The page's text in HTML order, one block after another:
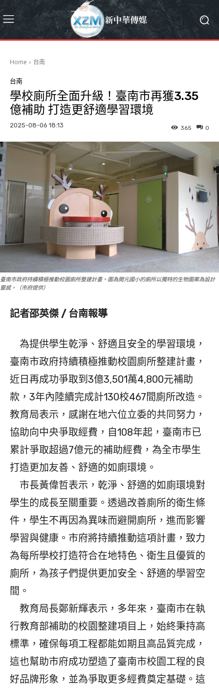
Home 台南
台南
學校廁所全面升級！臺南市再獲3.35
億補助 打造更舒適學習環境
2025-08-06 18:13 0
365
臺南市政府持續積極推動校園廁所整建計畫。圖為開元國小的廁所以獨特的生物圖案為設計
靈感。（市府提供）
記者邵英傑 / 台南報導
為提供學生乾淨、舒適且安全的學習環境，
臺南市政府持續積極推動校園廁所整建計畫，
近日再成功爭取到3億3,501萬4,800元補助
款，3年內陸續完成計130校467間廁所改造。
教育局表示，感謝在地六位立委的共同努力，
協助向中央爭取經費，自108年起，臺南市已
累計爭取超過7億元的補助經費，為全市學生
打造更加友善、舒適的如廁環境。
市長黃偉哲表示，乾淨、舒適的如廁環境對
學生的成長至關重要。透過改善廁所的衛生條
件，學生不再因為異味而避開廁所，進而影響
學習與健康。市府將持續推動這項計畫，致力
為每所學校打造符合在地特色、衛生且優質的
廁所，為孩子們提供更加安全、舒適的學習空
間。
教育局長鄭新輝表示，多年來，臺南市在執
行教育部補助的校園整建項目上，始終秉持高
標準，確保每項工程都能如期且高品質完成，
這也幫助市府成功塑造了臺南市校園工程的良
好品牌形象，並為爭取更多經費奠定基礎。這